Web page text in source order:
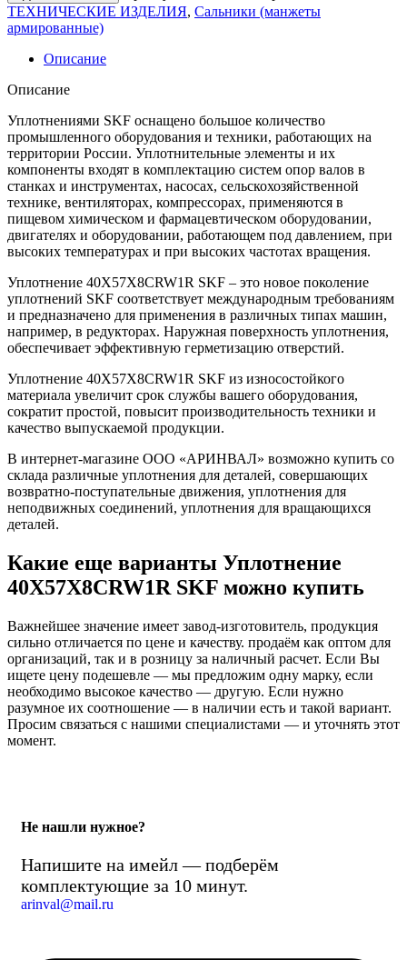
ТЕХНИЧЕСКИЕ ИЗДЕЛИЯ, Сальники (манжеты
армированные)
Описание
Описание
Уплотнениями SKF оснащено большое количество
промышленного оборудования и техники, работающих на
территории России. Уплотнительные элементы и их
компоненты входят в комплектацию систем опор валов в
станках и инструментах, насосах, сельскохозяйственной
технике, вентиляторах, компрессорах, применяются в
пищевом химическом и фармацевтическом оборудовании,
двигателях и оборудовании, работающем под давлением, при
высоких температурах и при высоких частотах вращения.
Уплотнение 40X57X8CRW1R SKF – это новое поколение
уплотнений SKF соответствует международным требованиям
и предназначено для применения в различных типах машин,
например, в редукторах. Наружная поверхность уплотнения,
обеспечивает эффективную герметизацию отверстий.
Уплотнение 40X57X8CRW1R SKF из износостойкого
материала увеличит срок службы вашего оборудования,
сократит простой, повысит производительность техники и
качество выпускаемой продукции.
В интернет-магазине ООО «АРИНВАЛ» возможно купить со
склада различные уплотнения для деталей, совершающих
возвратно-поступательные движения, уплотнения для
неподвижных соединений, уплотнения для вращающихся
деталей.
Какие еще варианты Уплотнение
40X57X8CRW1R SKF можно купить
Важнейшее значение имеет завод-изготовитель, продукция
сильно отличается по цене и качеству. продаём как оптом для
организаций, так и в розницу за наличный расчет. Если Вы
ищете цену подешевле — мы предложим одну марку, если
необходимо высокое качество — другую. Если нужно
разумное их соотношение — в наличии есть и такой вариант.
Просим связаться с нашими специалистами — и уточнять этот
момент.
Не нашли нужное?
Напишите на имейл — подберём
комплектующие за 10 минут.
arinval@mail.ru